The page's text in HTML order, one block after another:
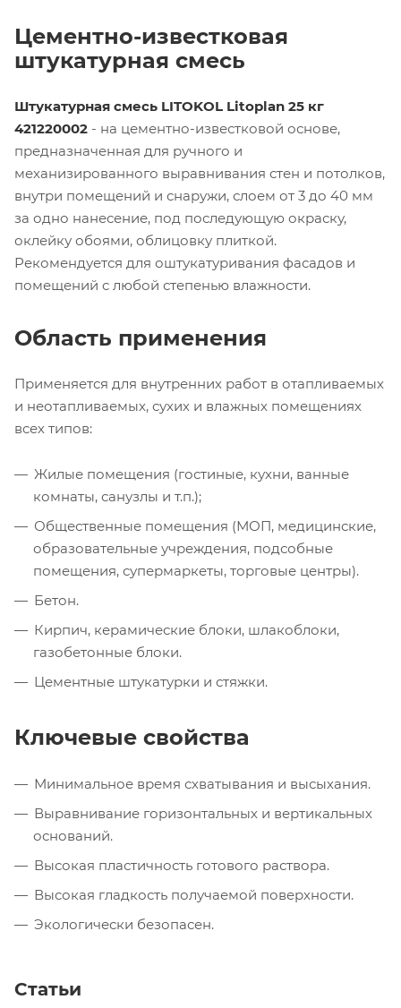
Цементно-известковая
штукатурная смесь
Штукатурная смесь LITOKOL Litoplan 25 кг
421220002 - на цементно-известковой основе,
предназначенная для ручного и
механизированного выравнивания стен и потолков,
внутри помещений и снаружи, слоем от 3 до 40 мм
за одно нанесение, под последующую окраску,
оклейку обоями, облицовку плиткой.
Рекомендуется для оштукатуривания фасадов и
помещений с любой степенью влажности.
Область применения
Применяется для внутренних работ в отапливаемых
и неотапливаемых, сухих и влажных помещениях
всех типов:
Жилые помещения (гостиные, кухни, ванные
комнаты, санузлы и т.п.);
Общественные помещения (МОП, медицинские,
образовательные учреждения, подсобные
помещения, супермаркеты, торговые центры).
Бетон.
Кирпич, керамические блоки, шлакоблоки,
газобетонные блоки.
Цементные штукатурки и стяжки.
Ключевые свойства
Минимальное время схватывания и высыхания.
Выравнивание горизонтальных и вертикальных
оснований.
Высокая пластичность готового раствора.
Высокая гладкость получаемой поверхности.
Экологически безопасен.
Статьи